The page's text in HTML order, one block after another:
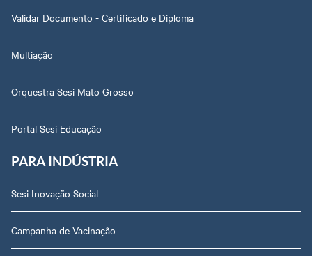
Validar Documento - Certificado e Diploma
Multiação
Orquestra Sesi Mato Grosso
Portal Sesi Educação
PARA INDÚSTRIA
Sesi Inovação Social
Campanha de Vacinação